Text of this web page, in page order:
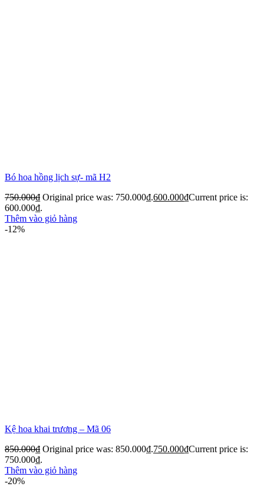
Bó hoa hồng lịch sự- mã H2
750.000₫ Original price was: 750.000₫.600.000₫Current price is:
600.000₫.
Thêm vào giỏ hàng
-12%
Kệ hoa khai trương – Mã 06
850.000₫ Original price was: 850.000₫.750.000₫Current price is:
750.000₫.
Thêm vào giỏ hàng
-20%